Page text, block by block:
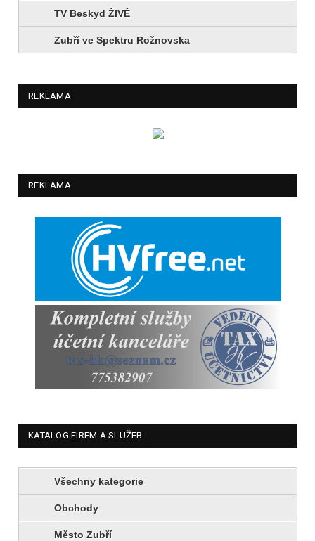
TV Beskyd ŽIVĚ
Zubří ve Spektru Rožnovska
REKLAMA
REKLAMA
KATALOG FIREM A SLUŽEB
Všechny kategorie
Obchody
Město Zubří